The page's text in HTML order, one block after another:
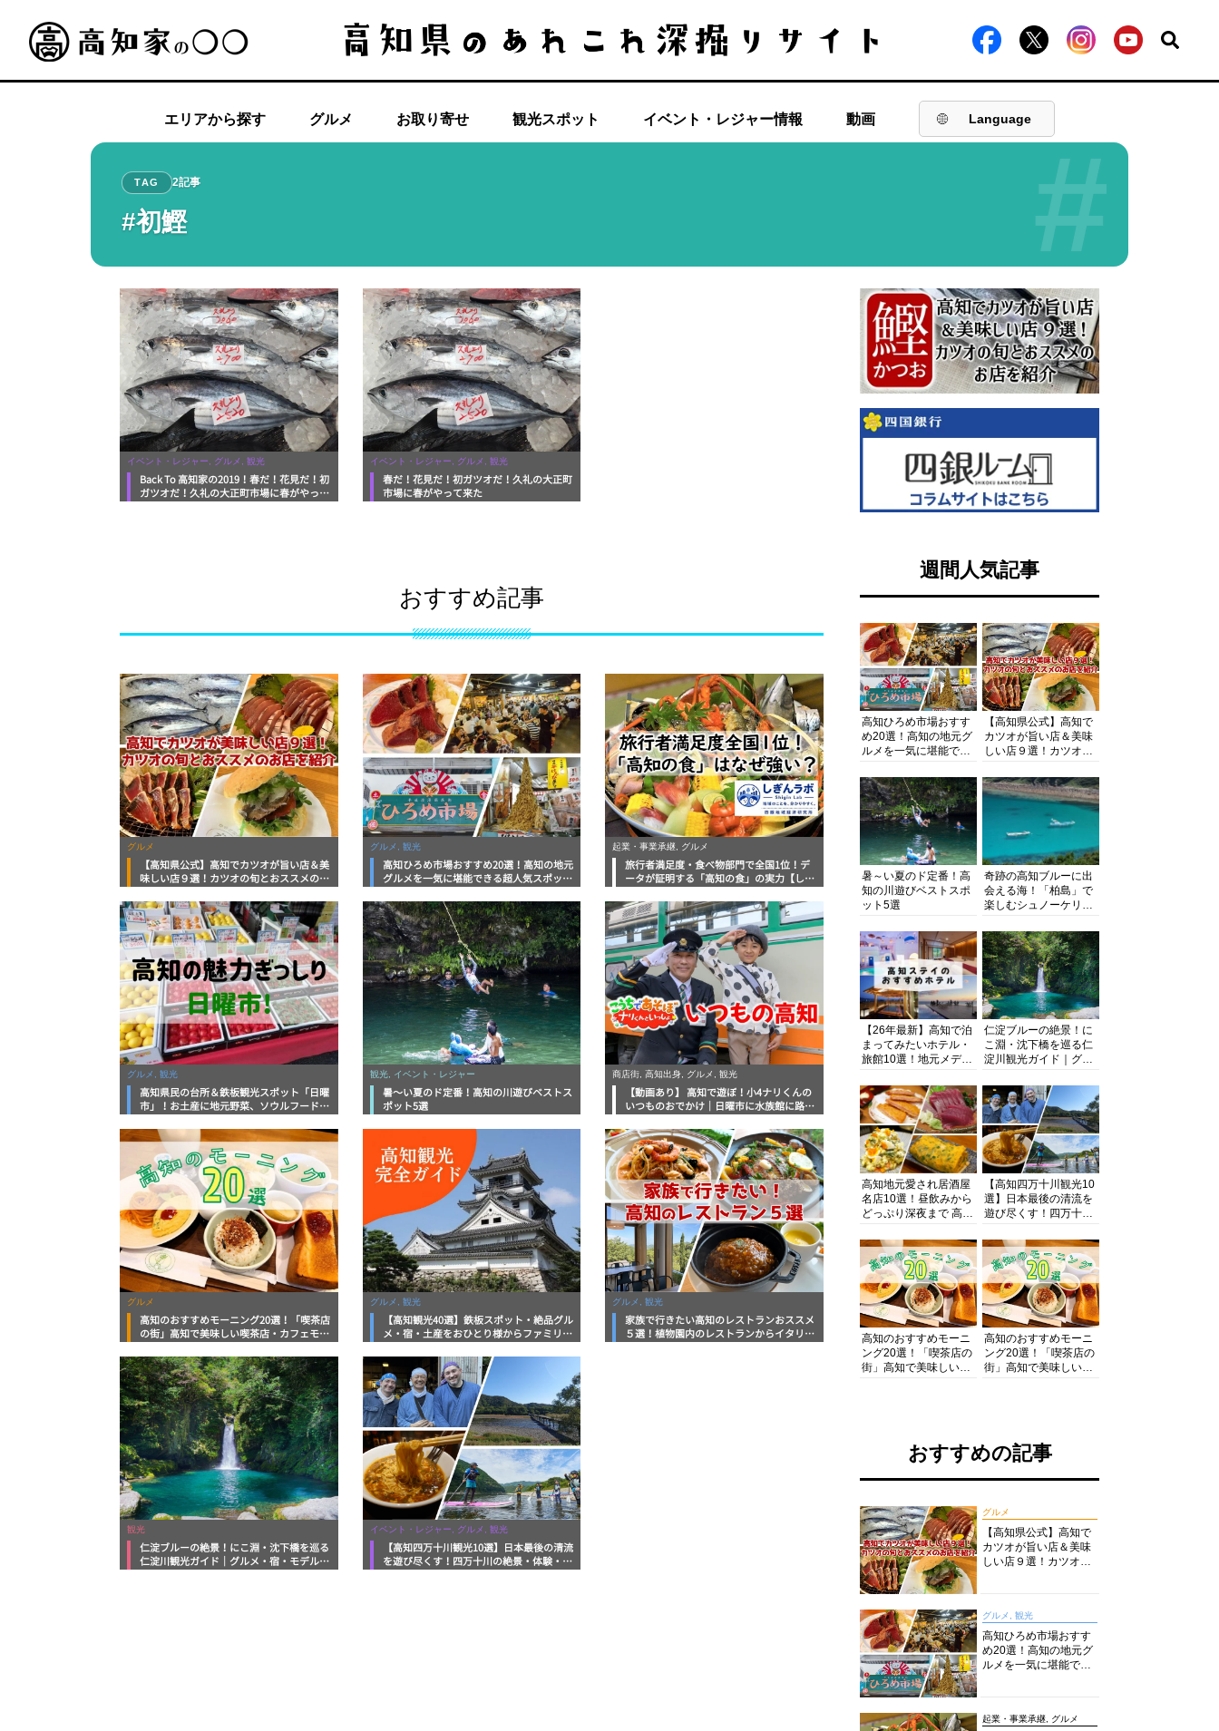
エリアから探す グルメ お取り寄せ 観光スポット イベント・レジャー情報 動画 Language
#
TAG 2記事
#初鰹
イベント・レジャー, グルメ, 観光
Back To 高知家の2019！春だ！花見だ！初
ガツオだ！久礼の大正町市場に春がやって
イベント・レジャー, グルメ, 観光
春だ！花見だ！初ガツオだ！久礼の大正町
市場に春がやって来た
おすすめ記事
グルメ
【高知県公式】高知でカツオが旨い店＆美
味しい店９選！カツオの旬とおススメのお
グルメ, 観光
高知ひろめ市場おすすめ20選！高知の地元
グルメを一気に堪能できる超人気スポット
起業・事業承継, グルメ
旅行者満足度・食べ物部門で全国1位！デ
ータが証明する「高知の食」の実力【しぎ
グルメ, 観光
高知県民の台所＆鉄板観光スポット「日曜
市」！お土産に地元野菜、ソウルフードま
底解説！
観光, イベント・レジャー
暑～い夏のド定番！高知の川遊びベストス
ポット5選
商店街, 高知出身, グルメ, 観光
【動画あり】 高知で遊ぼ！小4ナリくんの
いつものおでかけ｜日曜市に水族館に路面
グルメ
高知のおすすめモーニング20選！「喫茶店
の街」高知で美味しい喫茶店・カフェモー
グルメ, 観光
【高知観光40選】鉄板スポット・絶品グル
メ・宿・土産をおひとり様からファミリー
グルメ, 観光
家族で行きたい高知のレストランおススメ
５選！植物園内のレストランからイタリア
観光
仁淀ブルーの絶景！にこ淵・沈下橋を巡る
仁淀川観光ガイド｜グルメ・宿・モデルコ
イベント・レジャー, グルメ, 観光
【高知四万十川観光10選】日本最後の清流
を遊び尽くす！四万十川の絶景・体験・グ
週間人気記事
高知ひろめ市場おすす
め20選！高知の地元グ
ルメを一気に堪能でき
底解剖
【高知県公式】高知で
カツオが旨い店＆美味
しい店９選！カツオの
紹介
暑～い夏のド定番！高
知の川遊びベストスポ
ット5選
奇跡の高知ブルーに出
会える海！「柏島」で
楽しむシュノーケリン
浴にキャンプまで透明
度抜群の海の楽園を徹
底紹介
【26年最新】高知で泊
まってみたいホテル・
旅館10選！地元メディ
厳選
仁淀ブルーの絶景！に
こ淵・沈下橋を巡る仁
淀川観光ガイド｜グル
まで完全網羅！
高知地元愛され居酒屋
名店10選！昼飲みから
どっぷり深夜まで 高知
知グルメPro】
【高知四万十川観光10
選】日本最後の清流を
遊び尽くす！四万十川
を網羅したおすすめガ
イド
高知のおすすめモーニ
ング20選！「喫茶店の
街」高知で美味しい喫
高知のおすすめモーニ
ング20選！「喫茶店の
街」高知で美味しい喫
おすすめの記事
グルメ
【高知県公式】高知で
カツオが旨い店＆美味
しい店９選！カツオの
グルメ, 観光
高知ひろめ市場おすす
め20選！高知の地元グ
ルメを一気に堪能でき
起業・事業承継, グルメ